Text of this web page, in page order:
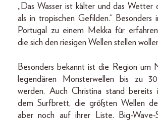
„Das Wasser ist kälter und das Wetter
als in tropischen Gefilden.“ Besonders
Portugal zu einem Mekka für
die sich den riesigen Wellen stellen
Besonders bekannt ist die Region um
legendären Monsterwellen bis zu
werden. Auch Christina stand
dem Surfbrett, die größten Wellen
aber noch auf ihrer Liste. Big-Wave-